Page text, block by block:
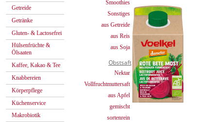
Getreide
Getränke
Gluten- & Lactosefrei
Hülsenfrüchte &
Ölsaaten
Kaffee, Kakao & Tee
Knabbereien
Körperpflege
Küchenservice
Makrobiotik
Smoothies
Sonstiges
aus Getreide
aus Reis
aus Soja
Obstsaft
Nektar
Vollfruchtmuttersaft
aus Apfel
gemischt
sortenrein